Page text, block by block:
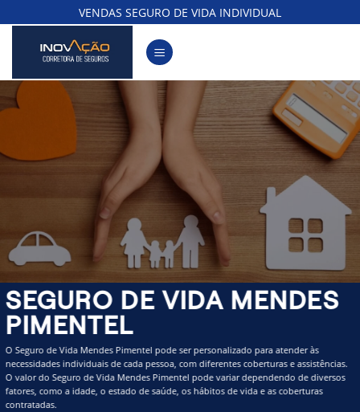
to
content
VENDAS SEGURO DE VIDA INDIVIDUAL
SEGURO DE VIDA MENDES
PIMENTEL
O Seguro de Vida Mendes Pimentel pode ser personalizado para atender às
necessidades individuais de cada pessoa, com diferentes coberturas e assistências.
O valor do Seguro de Vida Mendes Pimentel pode variar dependendo de diversos
fatores, como a idade, o estado de saúde, os hábitos de vida e as coberturas
contratadas.